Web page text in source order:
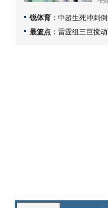
锐体育 ： 中超生死冲刺
最篮点 ： 雷霆组三巨搅